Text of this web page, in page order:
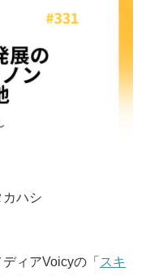
ハシ
ィアVoicyの「 スキ